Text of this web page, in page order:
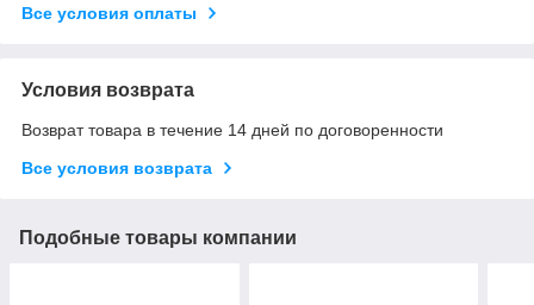
Все условия оплаты
Условия возврата
Возврат товара в течение 14 дней по договоренности
Все условия возврата
Подобные товары компании